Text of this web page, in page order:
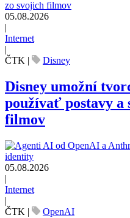
05.08.2026
|
Internet
|
ČTK | Disney
Disney umožní
používať postavy a
filmov
05.08.2026
|
Internet
|
ČTK | OpenAI